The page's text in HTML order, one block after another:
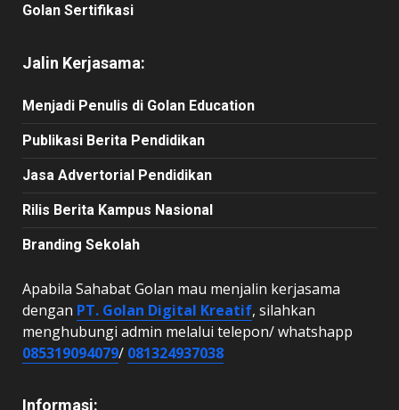
Golan Sertifikasi
Jalin Kerjasama:
Menjadi Penulis di Golan Education
Publikasi Berita Pendidikan
Jasa Advertorial Pendidikan
Rilis Berita Kampus Nasional
Branding Sekolah
Apabila Sahabat Golan mau menjalin kerjasama
dengan PT. Golan Digital Kreatif, silahkan
menghubungi admin melalui telepon/ whatshapp
085319094079/ 081324937038
Informasi: